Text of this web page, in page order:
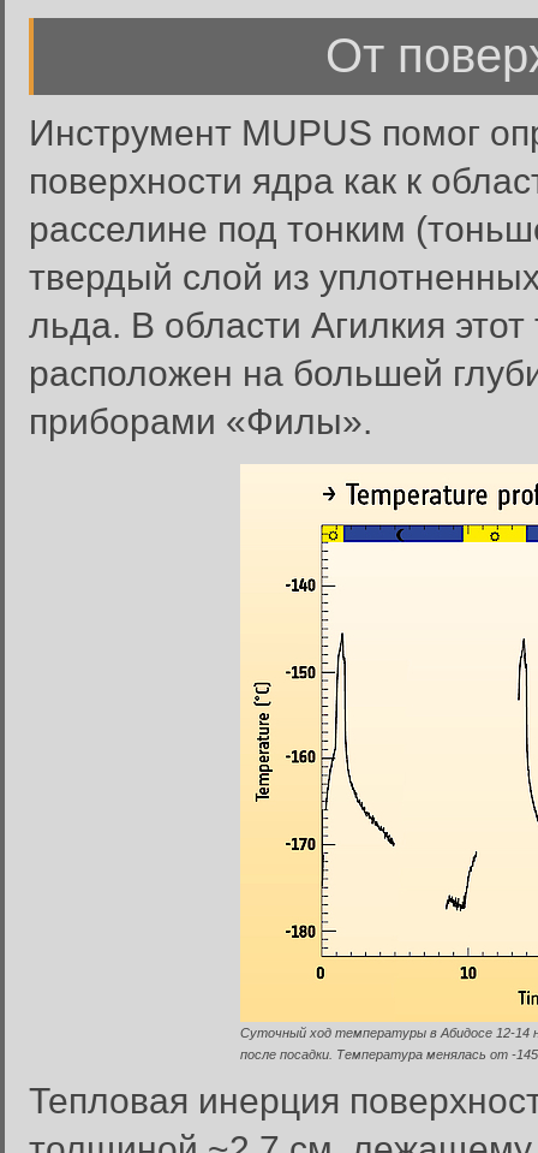
От
Инструмент MUPUS помог
поверхности ядра как к
расселине под тонким
твердый слой из
льда. В области Агилкия
расположен на большей
приборами «Филы».
Суточный ход температуры в Абидосе 12-14
после посадки. Температура менялась от -
Тепловая инерция